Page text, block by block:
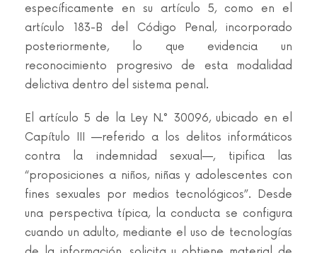
específicamente en su artículo 5, como en el
artículo 183-B del Código Penal, incorporado
posteriormente, lo que evidencia un
reconocimiento progresivo de esta modalidad
delictiva dentro del sistema penal.
El artículo 5 de la Ley N.° 30096, ubicado en el
Capítulo III —referido a los delitos informáticos
contra la indemnidad sexual—, tipifica las
“proposiciones a niños, niñas y adolescentes con
fines sexuales por medios tecnológicos”. Desde
una perspectiva típica, la conducta se configura
cuando un adulto, mediante el uso de tecnologías